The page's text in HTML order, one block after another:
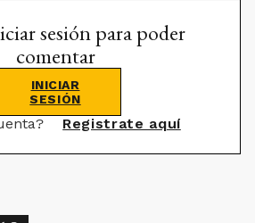
sesión para poder
comentar
INICIAR
SESIÓN
Registrate aquí